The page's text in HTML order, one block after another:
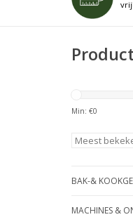
Min: €0
BAK-&
MACHINES &